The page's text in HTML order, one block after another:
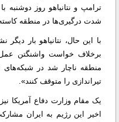
ترامپ و نتانیاهو روز
شدت درگیری‌ها در منطقه
با این حال، نتانیاهو بار
برخلاف خواست واشنگتن
منطقه ناچار شد در
تیراندازی را متوقف کنند».
یک مقام وزارت دفاع آمریکا
اخیر این رژیم به ایران